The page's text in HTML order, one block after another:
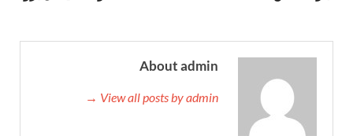
About admin
View all posts by admin →